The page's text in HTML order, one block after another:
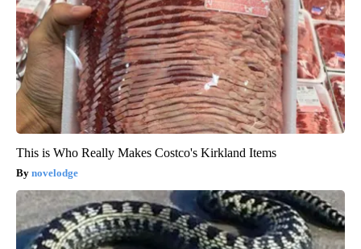
This is Who Really Makes Costco's Kirkland Items
novelodge